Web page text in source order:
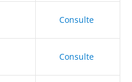
Consulte
Consulte